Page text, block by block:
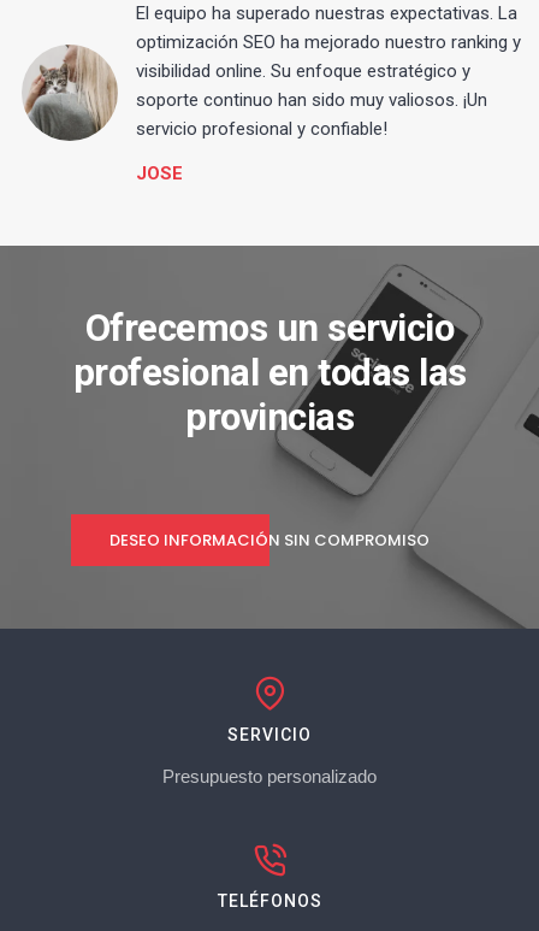
El equipo ha superado nuestras expectativas. La
optimización SEO ha mejorado nuestro ranking y
visibilidad online. Su enfoque estratégico y
soporte continuo han sido muy valiosos. ¡Un
servicio profesional y confiable!
JOSE
Ofrecemos un servicio
profesional en todas las
provincias
DESEO INFORMACIÓN SIN COMPROMISO
SERVICIO
Presupuesto personalizado
TELÉFONOS